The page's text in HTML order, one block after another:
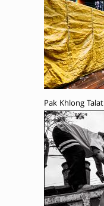
Pak Khlong Talat